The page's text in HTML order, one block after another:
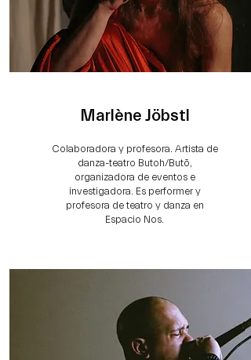
Marlène Jöbstl
Colaboradora y profesora. Artista de
danza-teatro Butoh/Butō,
organizadora de eventos e
investigadora. Es performer y
profesora de teatro y danza en
Espacio Nos.